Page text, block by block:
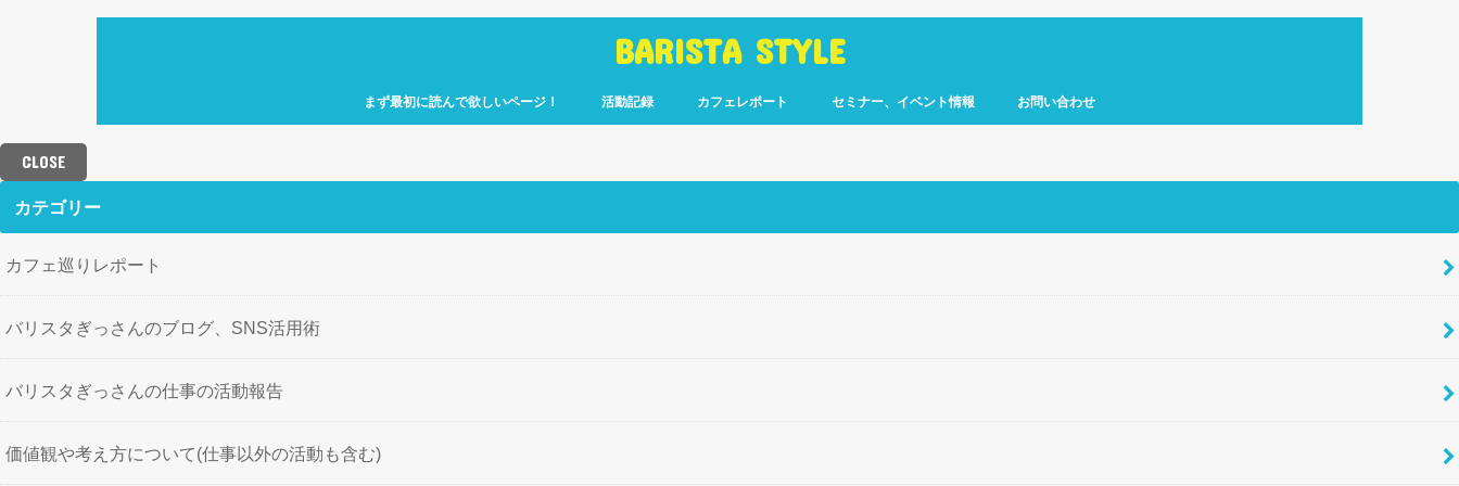
BARISTA STYLE
まず最初に読んで欲しいページ！ 活動記録 カフェレポート セミナー、イベント情報 お問い合わせ
CLOSE
カテゴリー
カフェ巡りレポート
バリスタぎっさんのブログ、SNS活用術
バリスタぎっさんの仕事の活動報告
価値観や考え方について(仕事以外の活動も含む)